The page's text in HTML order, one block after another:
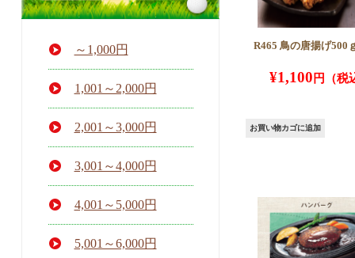
～1,000円
1,001～2,000円
2,001～3,000円
3,001～4,000円
4,001～5,000円
5,001～6,000円
R465 鳥の唐揚げ500
¥1,100
お買い物カゴに追加